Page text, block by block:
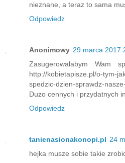
nieznane, a teraz to sama
Odpowiedz
Anonimowy 29 marca 2017
Zasugerowałabym Wam
http://kobietapisze.pl/o-tym-
spedzic-dzien-sprawdz-
Duzo cennych i przydatnych
Odpowiedz
tanienasionakonopi.pl 24
hejka musze sobie takie